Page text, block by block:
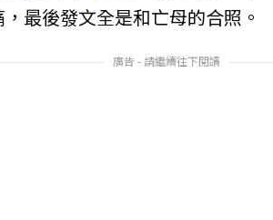
最後發文全是和亡母的合照。
廣告 - 請繼續往下閱讀